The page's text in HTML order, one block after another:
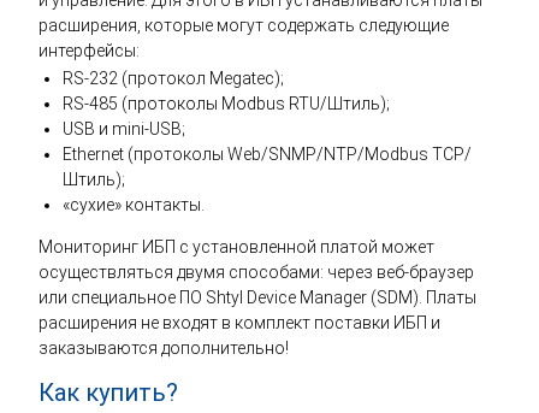
расширения, которые могут содержать следующие
интерфейсы:
RS-232 (протокол Megatec);
RS-485 (протоколы Modbus RTU/Штиль);
USB и mini-USB;
Ethernet (протоколы Web/SNMP/NTP/Modbus TCP/
Штиль);
«сухие» контакты.
Мониторинг ИБП с установленной платой может
осуществляться двумя способами: через веб-браузер
или специальное ПО Shtyl Device Manager (SDM). Платы
расширения не входят в комплект поставки ИБП и
заказываются дополнительно!
Как купить?